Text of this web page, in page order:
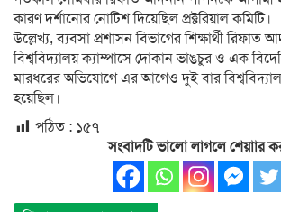
কারণ দর্শানোর নোটিশ দিয়েছিল প্রক্টরিয়াল কমিটি।
উল্লেখ্য, ব্যবসা প্রশাসন বিভাগের শিক্ষার্থী রিফাত
বিশ্ববিদ্যালয় ক্যাম্পাসে দোকান ভাঙচুর ও এক
মারধরের অভিযোগে এর আগেও দুই বার
হয়েছিল।
পঠিত : ১৫৭
সংবাদটি ভালো লাগলে শেয়াার